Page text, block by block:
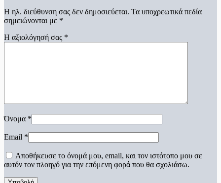
Η ηλ. διεύθυνση σας δεν δημοσιεύεται. Τα υποχρεωτικά πεδία
σημειώνονται με *
Η αξιολόγησή σας *
Όνομα *
Email *
Αποθήκευσε το όνομά μου, email, και τον ιστότοπο μου σε
αυτόν τον πλοηγό για την επόμενη φορά που θα σχολιάσω.